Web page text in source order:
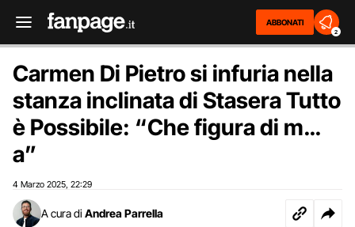
ABBONATI
2
Carmen Di Pietro si infuria nella
stanza inclinata di Stasera Tutto
è Possibile: “Che figura di m…
a”
4 Marzo 2025 22:29
A cura di Andrea Parrella